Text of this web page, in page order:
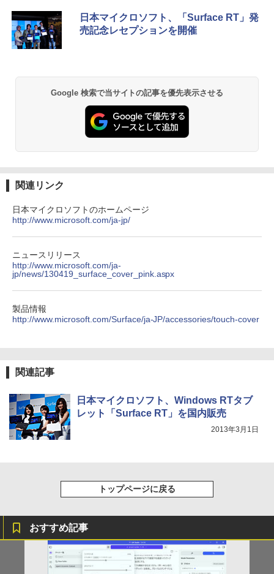
5
【中古】【極軽極薄】東芝 dynabook G
83 13.3型FHD(1920x1080)液晶 第11世
代Core i5/ 8GB / SSD256GB / Webカメ
￥38,500
5-9500 デスクトップPC メモリ8GB M.2
SSD256GB DVD Office2021 Windows1
1Pro DVI-D DisplayPort パソコン単体
ー）中古モニター 送料無料 3か月保証付
き0830-1
￥770
エース)
￥832
クスDIGITAL)
HUNTER×HUNTER モノクロ版 39 (ジャンプ
日本マイクロソフト、「Surface RT」発
売記念レセプションを開催
Google 検索で当サイトの記事を優先表示させる
関連リンク
日本マイクロソフトのホームページ
http://www.microsoft.com/ja-jp/
ニュースリリース
http://www.microsoft.com/ja-
jp/news/130419_surface_cover_pink.aspx
製品情報
http://www.microsoft.com/Surface/ja-JP/accessories/touch-cover
関連記事
日本マイクロソフト、Windows RTタブ
レット「Surface RT」を国内販売
2013年3月1日
トップページに戻る
おすすめ記事